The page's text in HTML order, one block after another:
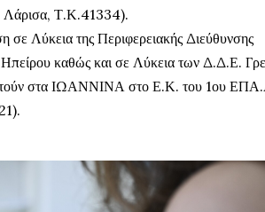
Λάρισα, Τ.Κ.41334).
Λύκεια της Περιφερειακής Διεύθυνσης
καθώς και σε Λύκεια των Δ.Δ.Ε.
στα ΙΩΑΝΝΙΝΑ στο Ε.Κ. του 1ου